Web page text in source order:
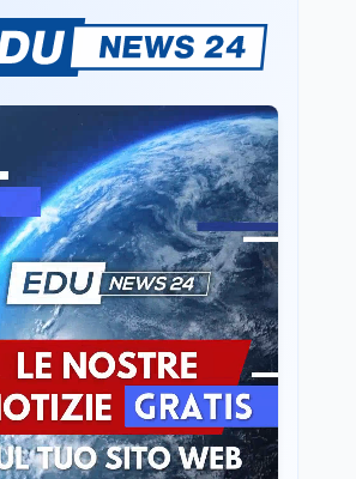
Mario Occhiuto
L'8 agosto è la Giornata
europea in memoria
Istituita dal Parlamento
di Strasburgo in ricordo
dei minatori morti a
Marcinelle nel 1956
Università8 ago
Università statali, il
Fondo ordinario 2026
sale a 9,415 miliardi, c'è
la firma della ministra
Bernini sul decreto
Tecnologia8 ago
Il cloaking selettivo di
Time: ads invisibili solo
per i chatbot AI
Mondo8 ago
A Nonthaburi il killer
14enne era bullizzato: la